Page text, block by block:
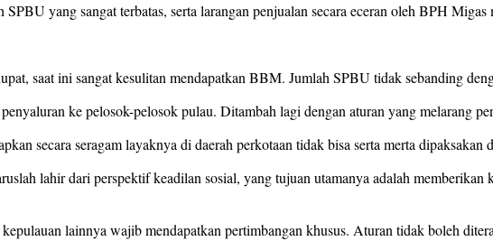
yang sangat terbatas, serta larangan penjualan secara eceran oleh BPH
saat ini sangat kesulitan mendapatkan BBM. Jumlah SPBU tidak sebanding
ke pelosok-pelosok pulau. Ditambah lagi dengan aturan yang melarang
secara seragam layaknya di daerah perkotaan tidak bisa serta merta
lahir dari perspektif keadilan sosial, yang tujuan utamanya adalah
lainnya wajib mendapatkan pertimbangan khusus. Aturan tidak boleh